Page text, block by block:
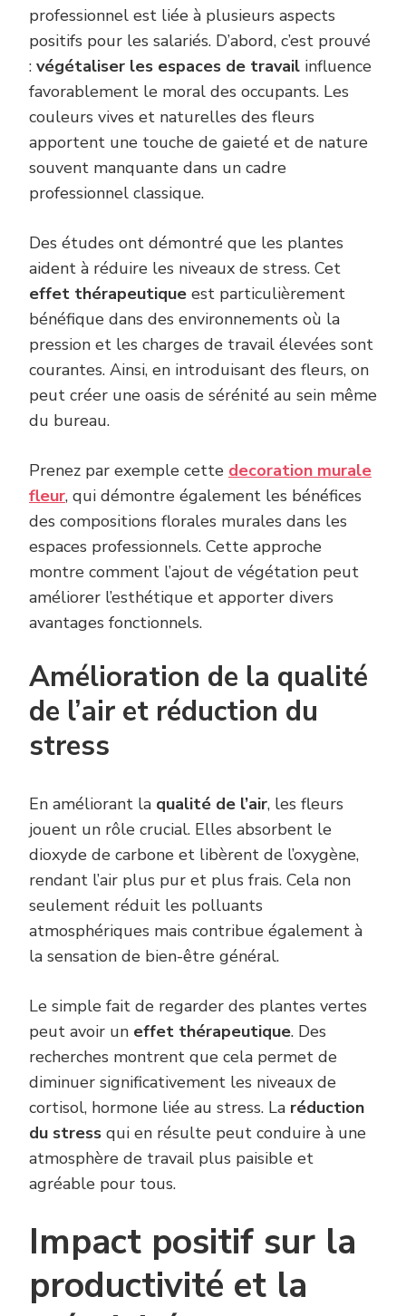
professionnel est liée à plusieurs aspects
positifs pour les salariés. D’abord, c’est prouvé
: végétaliser les espaces de travail influence
favorablement le moral des occupants. Les
couleurs vives et naturelles des fleurs
apportent une touche de gaieté et de nature
souvent manquante dans un cadre
professionnel classique.
Des études ont démontré que les plantes
aident à réduire les niveaux de stress. Cet
effet thérapeutique est particulièrement
bénéfique dans des environnements où la
pression et les charges de travail élevées sont
courantes. Ainsi, en introduisant des fleurs, on
peut créer une oasis de sérénité au sein même
du bureau.
Prenez par exemple cette decoration murale
fleur, qui démontre également les bénéfices
des compositions florales murales dans les
espaces professionnels. Cette approche
montre comment l’ajout de végétation peut
améliorer l’esthétique et apporter divers
avantages fonctionnels.
Amélioration de la qualité
de l’air et réduction du
stress
En améliorant la qualité de l’air, les fleurs
jouent un rôle crucial. Elles absorbent le
dioxyde de carbone et libèrent de l’oxygène,
rendant l’air plus pur et plus frais. Cela non
seulement réduit les polluants
atmosphériques mais contribue également à
la sensation de bien-être général.
Le simple fait de regarder des plantes vertes
peut avoir un effet thérapeutique. Des
recherches montrent que cela permet de
diminuer significativement les niveaux de
cortisol, hormone liée au stress. La réduction
du stress qui en résulte peut conduire à une
atmosphère de travail plus paisible et
agréable pour tous.
Impact positif sur la
productivité et la